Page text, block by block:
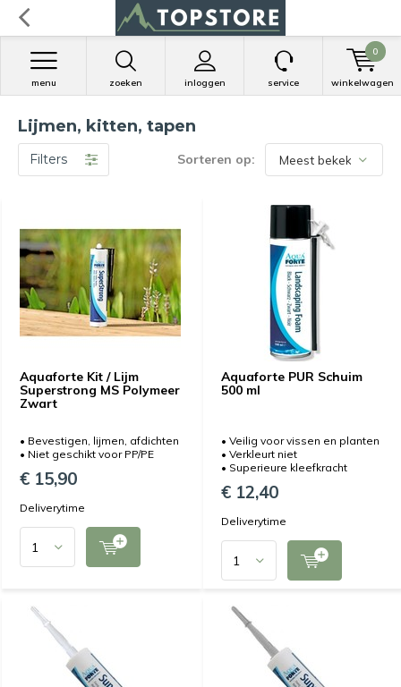
zoeken inloggen
menu service winkelwagen
0
Lijmen, kitten, tapen
Filters Sorteren op:
Aquaforte Kit / Lijm
Superstrong MS Polymeer
Zwart
• Bevestigen, lijmen, afdichten
• Niet geschikt voor PP/PE
€ 15,90
Deliverytime
Aquaforte PUR Schuim
500 ml
• Veilig voor vissen en planten
• Verkleurt niet
• Superieure kleefkracht
€ 12,40
Deliverytime